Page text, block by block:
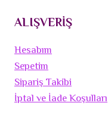
ALIŞVERİŞ
Hesabım
Sepetim
Sipariş Takibi
İptal ve İade Koşulları